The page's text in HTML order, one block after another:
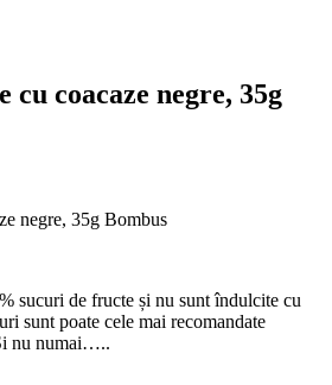
cu coacaze negre, 35g
negre, 35g Bombus
sucuri de fructe și nu sunt îndulcite cu
sunt poate cele mai recomandate
nu numai…..